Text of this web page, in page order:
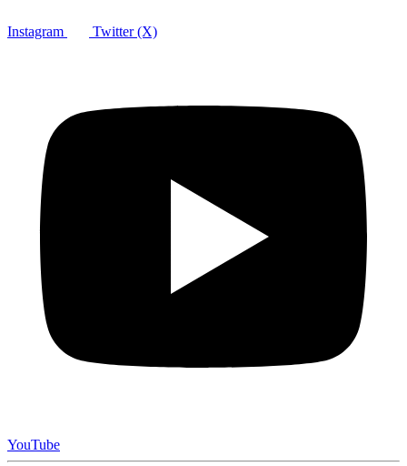
Instagram Twitter (X)
YouTube